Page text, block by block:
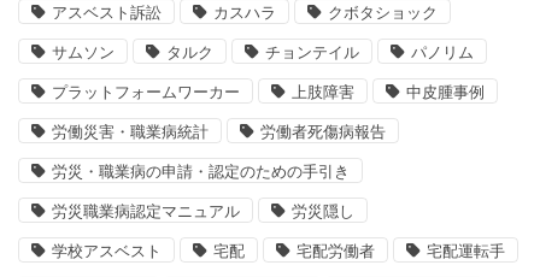
アスベスト訴訟 カスハラ クボタショック
サムソン タルク チョンテイル パノリム
プラットフォームワーカー 上肢障害 中皮腫事例
労働災害・職業病統計 労働者死傷病報告
労災・職業病の申請・認定のための手引き
労災職業病認定マニュアル 労災隠し
学校アスベスト 宅配 宅配労働者 宅配運転手